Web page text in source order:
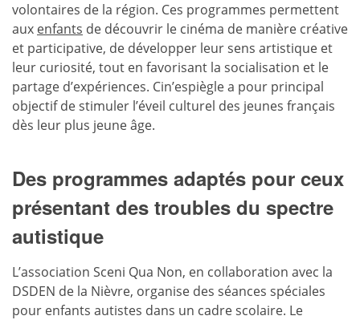
volontaires de la région. Ces programmes permettent
aux enfants de découvrir le cinéma de manière créative
et participative, de développer leur sens artistique et
leur curiosité, tout en favorisant la socialisation et le
partage d’expériences. Cin’espiègle a pour principal
objectif de stimuler l’éveil culturel des jeunes français
dès leur plus jeune âge.
Des programmes adaptés pour ceux
présentant des troubles du spectre
autistique
L’association Sceni Qua Non, en collaboration avec la
DSDEN de la Nièvre, organise des séances spéciales
pour enfants autistes dans un cadre scolaire. Le